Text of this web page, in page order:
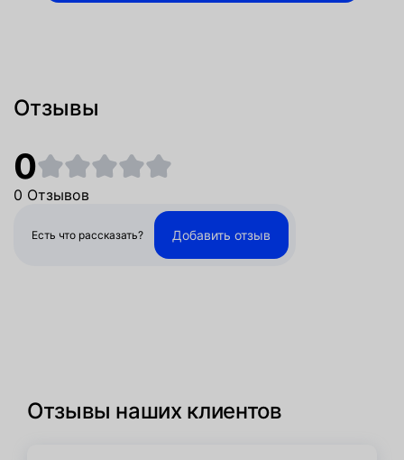
Отзывы
0
0 Отзывов
Есть что рассказать? Добавить отзыв
Отзывы наших клиентов